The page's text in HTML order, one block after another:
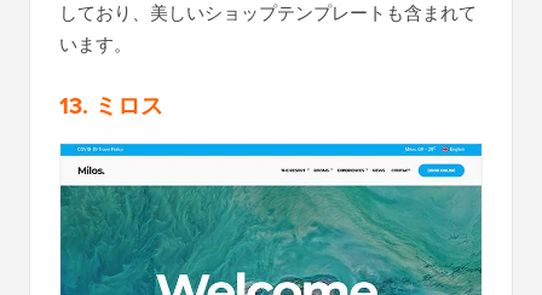
しており、美しいショップテンプレートも含まれて
います。
13. ミロス